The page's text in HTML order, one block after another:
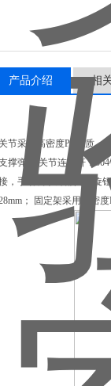
产品介绍 相
关节采用高密度PP材质，
撑弹簧/关节连接杆：
，手动调节外部阀门旋
； 固定架采用高密